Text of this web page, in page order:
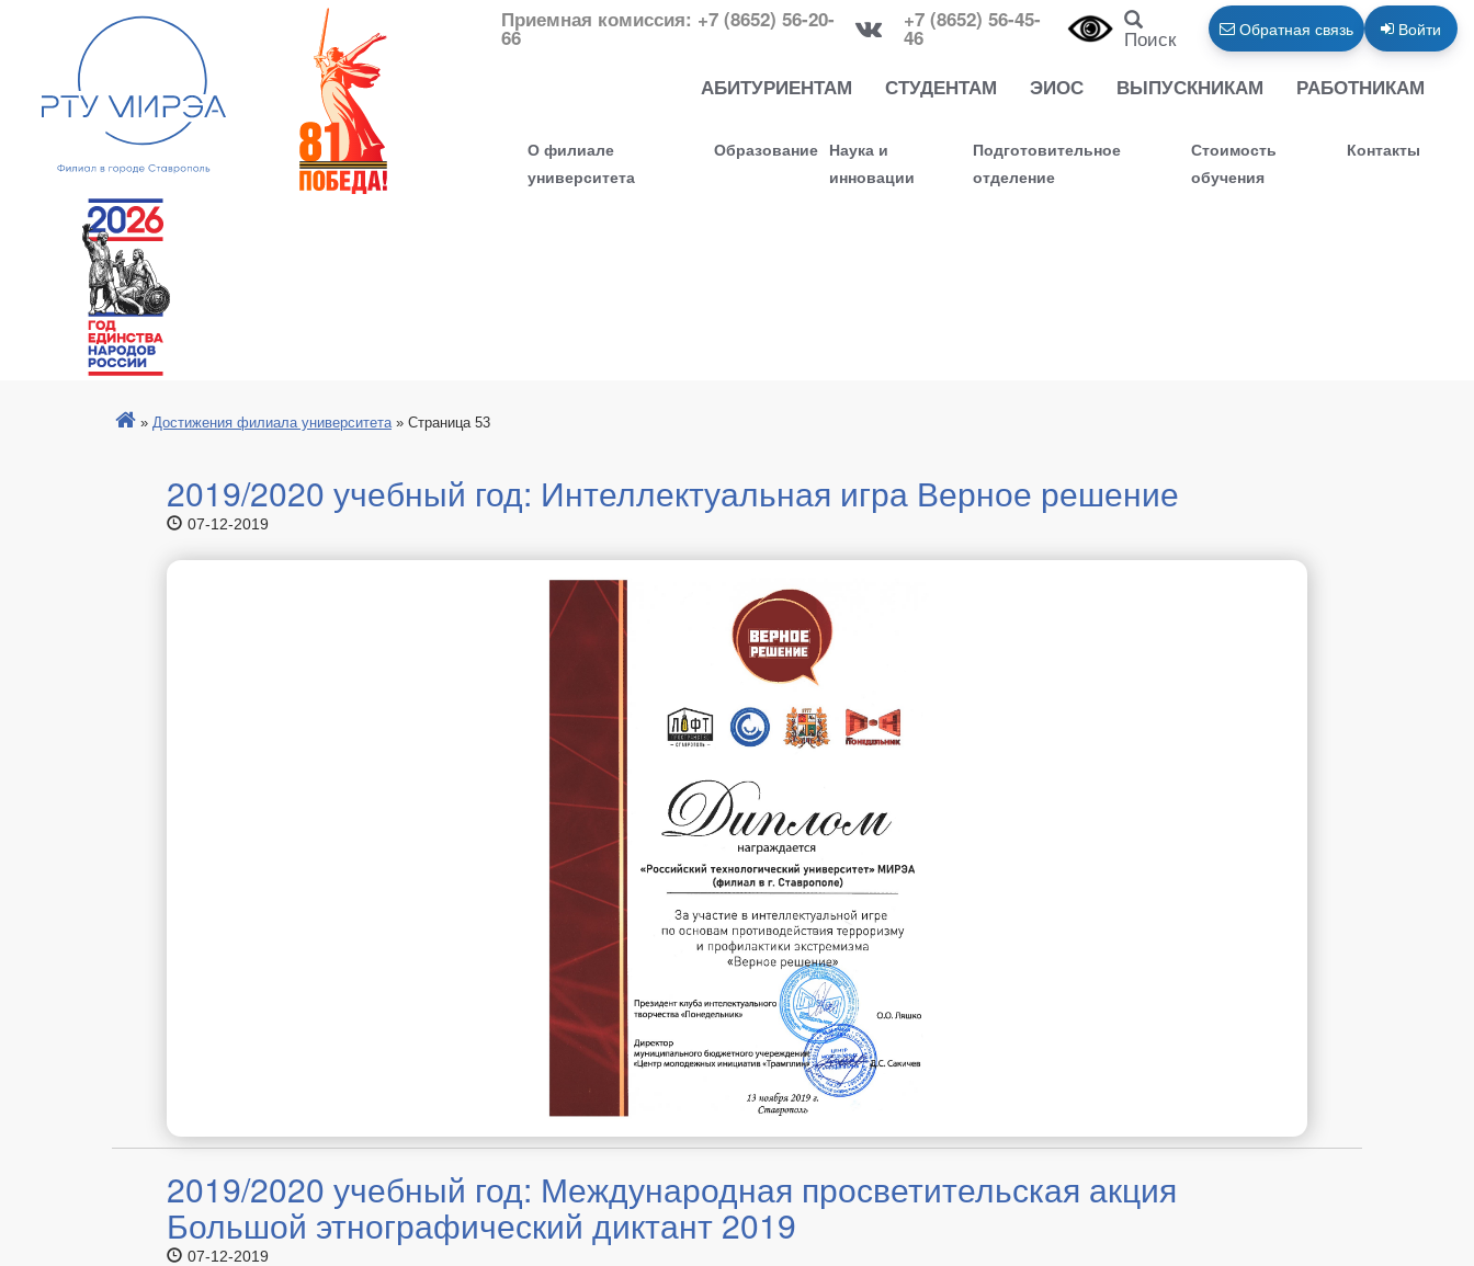
Приемная комиссия: +7 (8652) 56-20-
66
+7 (8652) 56-45-
46 Поиск Обратная связь Войти
АБИТУРИЕНТАМ СТУДЕНТАМ ЭИОС ВЫПУСКНИКАМ РАБОТНИКАМ
О филиале
университета
Образование Наука и
инновации
Подготовительное
отделение
Стоимость
обучения
Контакты
» Достижения филиала университета » Страница 53
2019/2020 учебный год: Интеллектуальная игра Верное решение
07-12-2019
2019/2020 учебный год: Международная просветительская акция
Большой этнографический диктант 2019
07-12-2019